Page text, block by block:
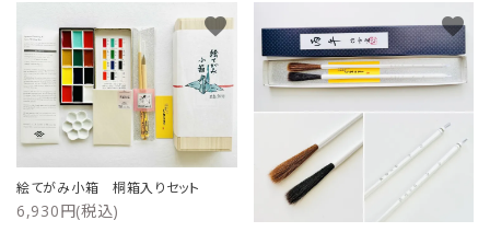
絵てがみ小箱 桐箱入りセット
6,930円(税込)
favorite favorite